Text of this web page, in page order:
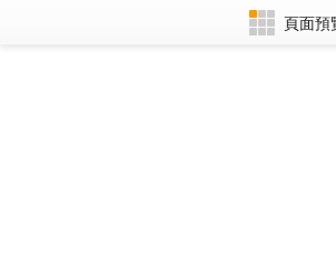
頁面預